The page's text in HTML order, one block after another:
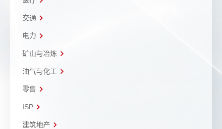
交通
电力
矿山与冶炼
油气与化工
零售
ISP
建筑地产